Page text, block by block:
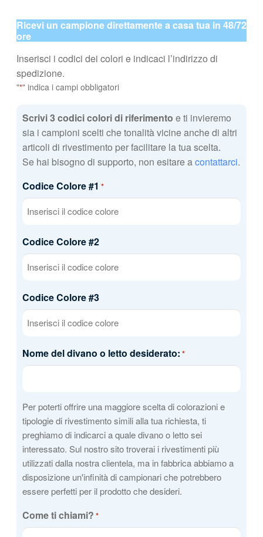
Ricevi un campione direttamente a casa tua in 48/72
ore
Inserisci i codici dei colori e indicaci l’indirizzo di
spedizione.
"*" indica i campi obbligatori
Scrivi 3 codici colori di riferimento e ti invieremo
sia i campioni scelti che tonalità vicine anche di altri
articoli di rivestimento per facilitare la tua scelta.
Se hai bisogno di supporto, non esitare acontattarci.
Codice Colore #1 *
Codice Colore #2
Codice Colore #3
Nome del divano o letto desiderato: *
Per poterti offrire una maggiore scelta di colorazioni e
tipologie di rivestimento simili alla tua richiesta, ti
preghiamo di indicarci a quale divano o letto sei
interessato. Sul nostro sito troverai i rivestimenti più
utilizzati dalla nostra clientela, ma in fabbrica abbiamo a
disposizione un'infinità di campionari che potrebbero
essere perfetti per il prodotto che desideri.
Come ti chiami? *